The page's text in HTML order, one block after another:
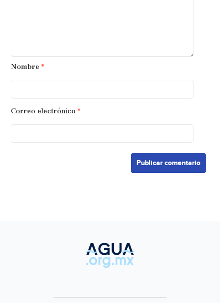
Nombre *
Correo electrónico *